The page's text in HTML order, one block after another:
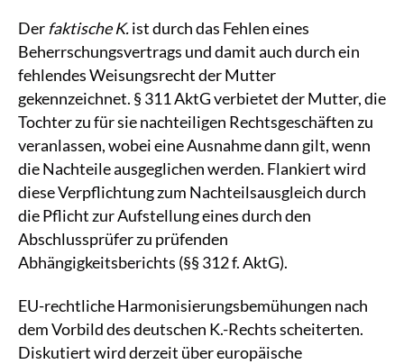
Der faktische K.ist durch das Fehlen eines
Beherrschungsvertrags und damit auch durch ein
fehlendes Weisungsrecht der Mutter
gekennzeichnet. § 311 AktG verbietet der Mutter, die
Tochter zu für sie nachteiligen Rechtsgeschäften zu
veranlassen, wobei eine Ausnahme dann gilt, wenn
die Nachteile ausgeglichen werden. Flankiert wird
diese Verpflichtung zum Nachteilsausgleich durch
die Pflicht zur Aufstellung eines durch den
Abschlussprüfer zu prüfenden
Abhängigkeitsberichts (§§ 312 f. AktG).
EU-rechtliche Harmonisierungsbemühungen nach
dem Vorbild des deutschen K.-Rechts scheiterten.
Diskutiert wird derzeit über europäische